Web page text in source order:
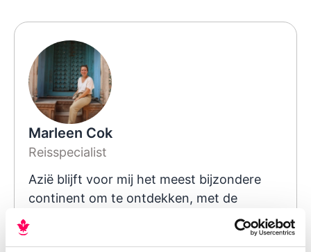
Marleen Cok
Reisspecialist
Azië blijft voor mij het meest bijzondere
continent om te ontdekken, met de
culturen, overheerlijk eten en de vaak